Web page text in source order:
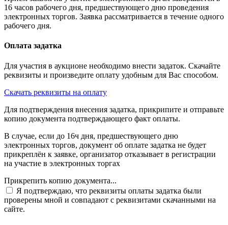
16 часов рабочего дня, предшествующего дню проведения
электронных торгов. Заявка рассматривается в течение одного
рабочего дня.
Оплата задатка
Для участия в аукционе необходимо внести задаток. Скачайте
реквизиты и произведите оплату удобным для Вас способом.
Скачать реквизиты на оплату
Для подтверждения внесения задатка, прикрипите и отправьте
копию документа подтверждающего факт оплаты.
В случае, если до 16ч дня, предшествующего дню
электронных торгов, документ об оплате задатка не будет
прикреплён к заявке, организатор отказывает в регистрации
на участие в электронных торгах
Прикрепить копию документа...
Я подтверждаю, что реквизиты оплаты задатка были
проверены мной и совпадают с реквизитами скачанными на
сайте.